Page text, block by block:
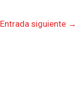
Entrada siguiente →